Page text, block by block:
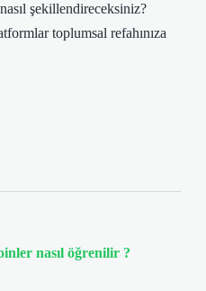
şekillendireceksiniz?
toplumsal refahınıza
nasıl öğrenilir ?